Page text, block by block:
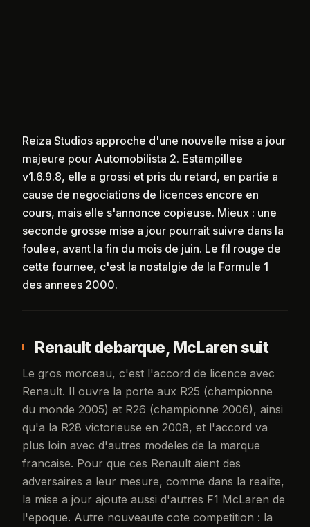
Reiza Studios approche d'une nouvelle mise a jour
majeure pour Automobilista 2. Estampillee
v1.6.9.8, elle a grossi et pris du retard, en partie a
cause de negociations de licences encore en
cours, mais elle s'annonce copieuse. Mieux : une
seconde grosse mise a jour pourrait suivre dans la
foulee, avant la fin du mois de juin. Le fil rouge de
cette fournee, c'est la nostalgie de la Formule 1
des annees 2000.
Renault debarque, McLaren suit
Le gros morceau, c'est l'accord de licence avec
Renault. Il ouvre la porte aux R25 (championne
du monde 2005) et R26 (championne 2006), ainsi
qu'a la R28 victorieuse en 2008, et l'accord va
plus loin avec d'autres modeles de la marque
francaise. Pour que ces Renault aient des
adversaires a leur mesure, comme dans la realite,
la mise a jour ajoute aussi d'autres F1 McLaren de
l'epoque. Autre nouveaute cote competition : la